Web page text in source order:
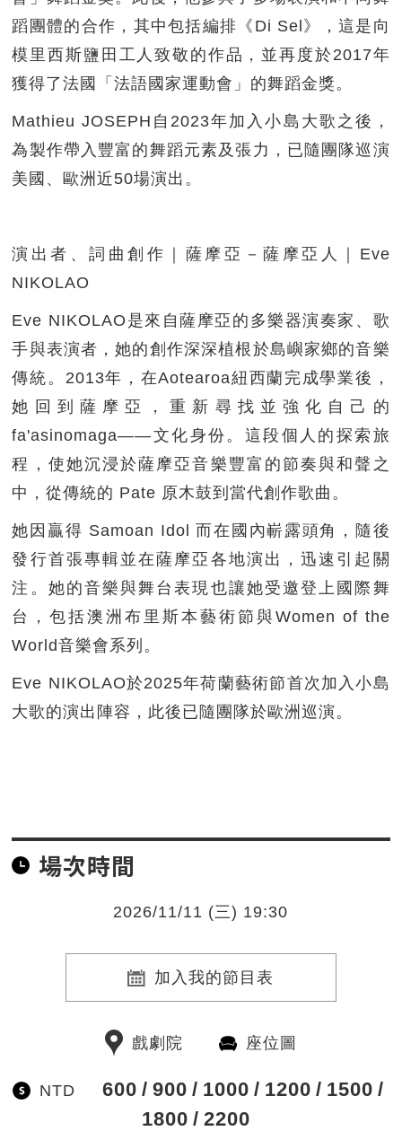
蹈團體的合作，其中包括編排《Di Sel》，這是向
模里西斯鹽田工人致敬的作品，並再度於2017年
獲得了法國「法語國家運動會」的舞蹈金獎。
Mathieu JOSEPH自2023年加入小島大歌之後，
為製作帶入豐富的舞蹈元素及張力，已隨團隊巡演
美國、歐洲近50場演出。
演出者、詞曲創作｜薩摩亞－薩摩亞人｜Eve
NIKOLAO
Eve NIKOLAO是來自薩摩亞的多樂器演奏家、歌
手與表演者，她的創作深深植根於島嶼家鄉的音樂
傳統。2013年，在Aotearoa紐西蘭完成學業後，
她回到薩摩亞，重新尋找並強化自己的
fa'asinomaga——文化身份。這段個人的探索旅
程，使她沉浸於薩摩亞音樂豐富的節奏與和聲之
中，從傳統的 Pate 原木鼓到當代創作歌曲。
她因贏得 Samoan Idol 而在國內嶄露頭角，隨後
發行首張專輯並在薩摩亞各地演出，迅速引起關
注。她的音樂與舞台表現也讓她受邀登上國際舞
台，包括澳洲布里斯本藝術節與Women of the
World音樂會系列。
Eve NIKOLAO於2025年荷蘭藝術節首次加入小島
大歌的演出陣容，此後已隨團隊於歐洲巡演。
場次時間
2026/11/11 (三) 19:30
加入我的節目表
戲劇院 座位圖
NTD 600 900 1000 1200
1500
1800
2200